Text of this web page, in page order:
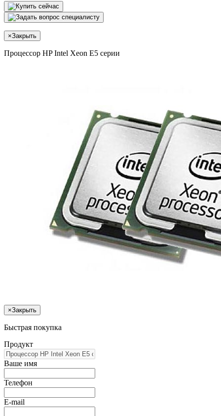
×Закрыть
Процессор HP Intel Xeon E5 серии
×Закрыть
Быстрая покупка
Продукт
Ваше имя
Телефон
E-mail